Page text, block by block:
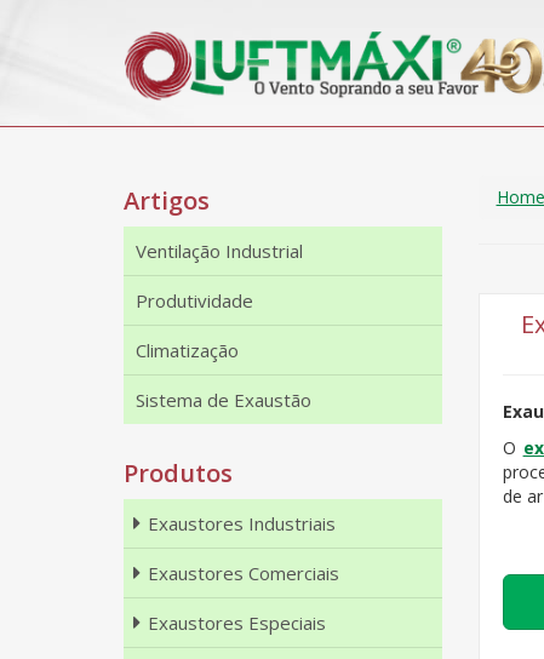
Home
O
de
Artigos
Ventilação Industrial
Produtividade
Climatização
Sistema de Exaustão
Produtos
Exaustores Industriais
Exaustores Comerciais
Exaustores Especiais